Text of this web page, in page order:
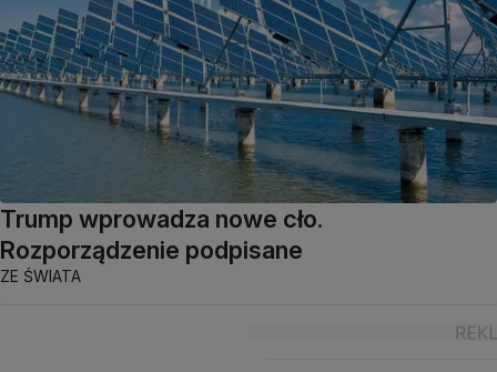
Trump wprowadza nowe cło.
Rozporządzenie podpisane
ZE ŚWIATA